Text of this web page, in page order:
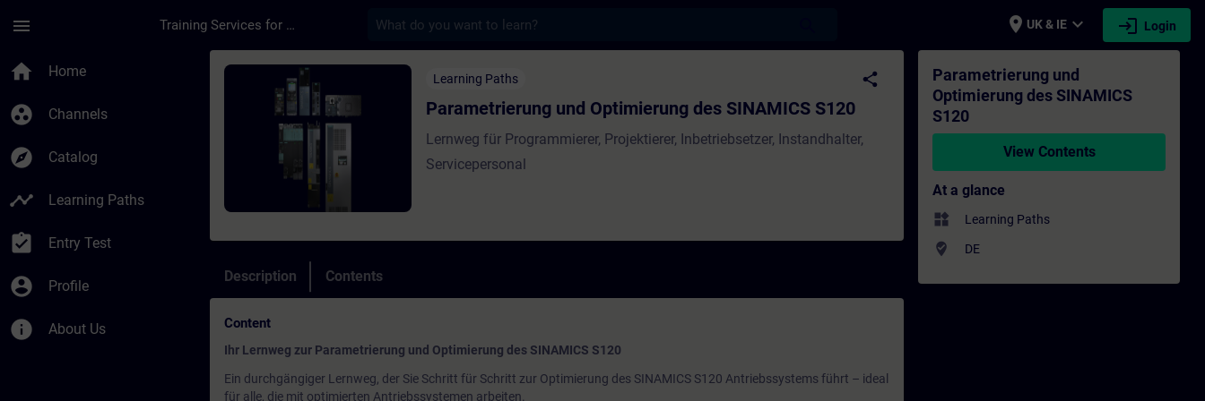
menu Training Services for Digital Industries place UK & IE expand_more login Login
home Home
group_work Channels
explore Catalog
timeline Learning Paths
assignment_turned_in Entry Test
account_circle Profile
info About Us
Course - Parametrierung und Optimierung des SINAMICS S120 - Training - Training - Professional
Learning Paths share
Parametrierung und Optimierung des SINAMICS S120
Lernweg für Programmierer, Projektierer, Inbetriebsetzer, Instandhalter,
Servicepersonal
Description Contents
Content
Ihr Lernweg zur Parametrierung und Optimierung des SINAMICS S120
Ein durchgängiger Lernweg, der Sie Schritt für Schritt zur Optimierung des SINAMICS S120 Antriebssystems führt – ideal
für alle, die mit optimierten Antriebssystemen arbeiten.
Parametrierung und
Optimierung des SINAMICS
S120
View Contents
At a glance
widgets Learning Paths
where_to_vote DE